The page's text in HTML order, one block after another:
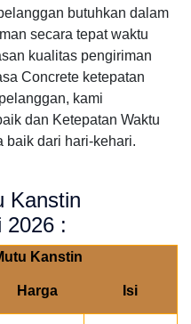
butuhkan dalam
secara tepat waktu
kualitas pengiriman
Concrete ketepatan
kami
dan Ketepatan Waktu
baik dari hari-kehari.
Kanstin
2026 :
Kanstin
Harga Isi